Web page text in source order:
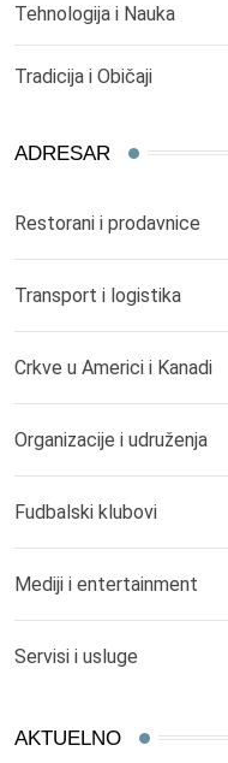
Tehnologija i Nauka
Tradicija i Običaji
ADRESAR
Restorani i prodavnice
Transport i logistika
Crkve u Americi i Kanadi
Organizacije i udruženja
Fudbalski klubovi
Mediji i entertainment
Servisi i usluge
AKTUELNO